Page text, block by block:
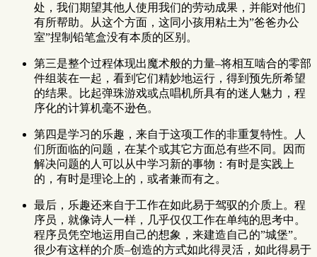
处，我们期望其他人使用我们的劳动成果，并能对他们
有所帮助。从这个方面，这同小孩用粘土为”爸爸办公
室”捏制铅笔盒没有本质的区别。
第三是整个过程体现出魔术般的力量–将相互啮合的零部
件组装在一起，看到它们精妙地运行，得到预先所希望
的结果。比起弹珠游戏或点唱机所具有的迷人魅力，程
序化的计算机毫不逊色。
第四是学习的乐趣，来自于这项工作的非重复特性。人
们所面临的问题，在某个或其它方面总有些不同。因而
解决问题的人可以从中学习新的事物：有时是实践上
的，有时是理论上的，或者兼而有之。
最后，乐趣还来自于工作在如此易于驾驭的介质上。程
序员，就像诗人一样，几乎仅仅工作在单纯的思考中。
程序员凭空地运用自己的想象，来建造自己的”城堡”。
很少有这样的介质–创造的方式如此得灵活，如此得易于